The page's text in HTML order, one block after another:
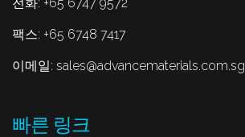
팩스: +65 6748 7417
이메일: sales@advancematerials.com.sg
빠른 링크